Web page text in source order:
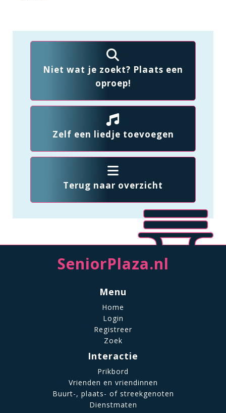
Niet wat je zoekt? Plaats een
oproep!
Zelf een liedje toevoegen
Terug naar overzicht
SeniorPlaza.nl
Menu
Home
Login
Registreer
Zoek
Interactie
Prikbord
Vrienden en vriendinnen
Buurt-, plaats- of streekgenoten
Dienstmaten